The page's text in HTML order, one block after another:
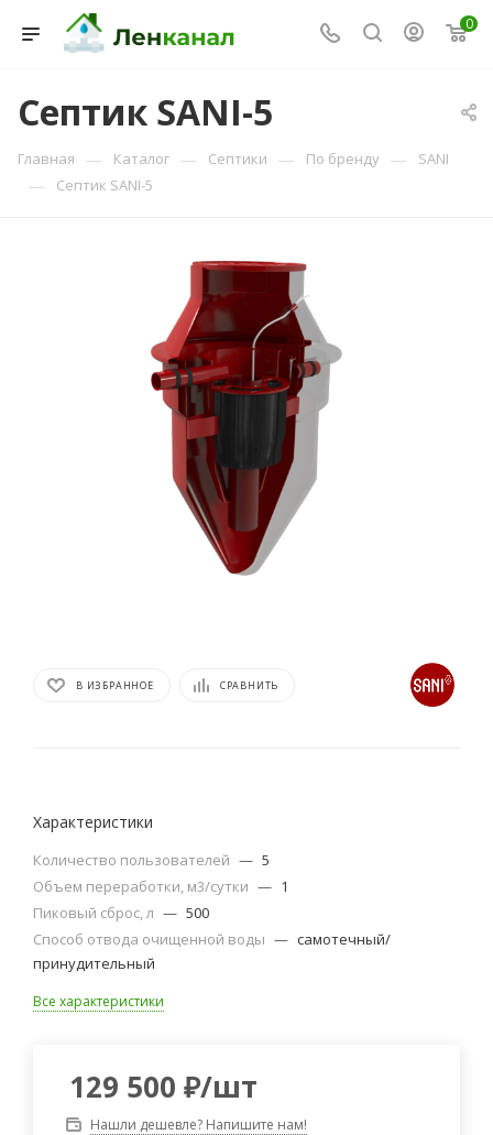
0
Септик SANI-5
Главная — Каталог — Септики — По бренду — SANI
— Септик SANI-5
В ИЗБРАННОЕ СРАВНИТЬ
Характеристики
Количество пользователей — 5
Объем переработки, м3/сутки — 1
Пиковый сброс, л — 500
Способ отвода очищенной воды — самотечный/
принудительный
Все характеристики
129 500 ₽/шт
Нашли дешевле? Напишите нам!